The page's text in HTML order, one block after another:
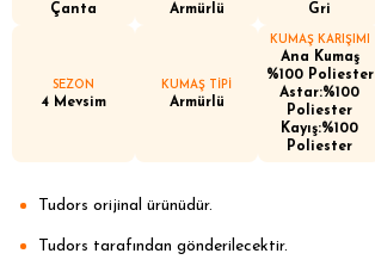
Çanta Armürlü Gri
SEZON
4 Mevsim
KUMAŞ TİPİ
Armürlü
KUMAŞ KARIŞIMI
Ana Kumaş
%100 Poliester
Astar:%100
Poliester
Kayış:%100
Poliester
Tudors orijinal ürünüdür.
Tudors tarafından gönderilecektir.